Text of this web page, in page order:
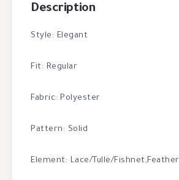
Description
Style: Elegant
Fit: Regular
Fabric: Polyester
Pattern: Solid
Element: Lace/Tulle/Fishnet,Feather